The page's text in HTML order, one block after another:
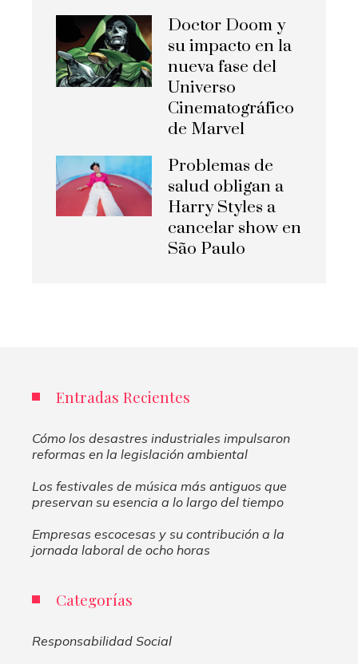
Doctor Doom y
su impacto en la
nueva fase del
Universo
Cinematográfico
de Marvel
Problemas de
salud obligan a
Harry Styles a
cancelar show en
São Paulo
Entradas Recientes
Cómo los desastres industriales impulsaron
reformas en la legislación ambiental
Los festivales de música más antiguos que
preservan su esencia a lo largo del tiempo
Empresas escocesas y su contribución a la
jornada laboral de ocho horas
Categorías
Responsabilidad Social